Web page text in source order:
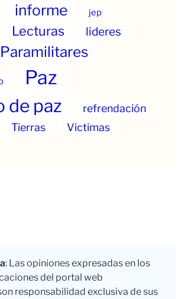
informe
jep
Lecturas lideres
Paramilitares
Paz
de paz refrendación
Tierras Victimas
: Las opiniones expresadas en los
del portal web
responsabilidad exclusiva de sus